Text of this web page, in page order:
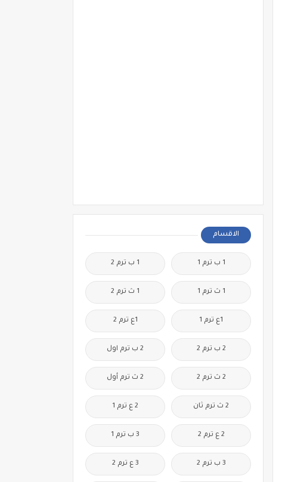
الاقسام
1 ب ترم 1 1 ب ترم 2
1 ث ترم 1 1 ث ترم 2
1ع ترم 1 1ع ترم 2
2 ب ترم 2 2 ب ترم اول
2 ث ترم 2 2 ث ترم أول
2 ث ترم ثان 2 ع ترم 1
2 ع ترم 2 3 ب ترم 1
3 ب ترم 2 3 ع ترم 2